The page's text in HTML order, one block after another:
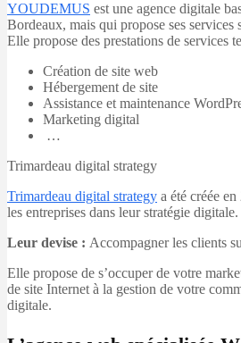
YOUDEMUS est une agence digitale
Bordeaux, mais qui propose ses services
Elle propose des prestations de services
Création de site web
Hébergement de site
Assistance et maintenance
Marketing digital
…
Trimardeau digital strategy
Trimardeau digital strategy a été créée
les entreprises dans leur stratégie digitale.
Leur devise : Accompagner les clients
Elle propose de s’occuper de votre
de site Internet à la gestion de votre
digitale.